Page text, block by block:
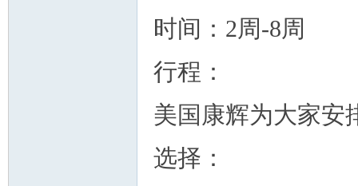
时间：2周-8周
行程：
美国康辉为大家安
选择：